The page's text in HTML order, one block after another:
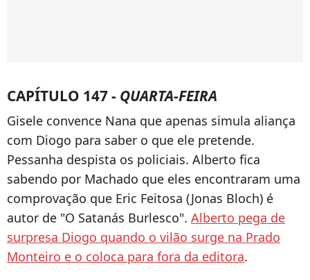
CAPÍTULO 147 - QUARTA-FEIRA
Gisele convence Nana que apenas simula aliança
com Diogo para saber o que ele pretende.
Pessanha despista os policiais. Alberto fica
sabendo por Machado que eles encontraram uma
comprovação que Eric Feitosa (Jonas Bloch) é
autor de "O Satanás Burlesco". Alberto pega de
surpresa Diogo quando o vilão surge na Prado
Monteiro e o coloca para fora da editora.